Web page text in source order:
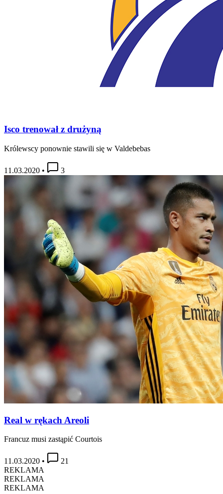
Isco trenował z drużyną
Królewscy ponownie stawili się w Valdebebas
11.03.2020 • 3
Real w rękach Areoli
Francuz musi zastąpić Courtois
11.03.2020 •
21
REKLAMA
REKLAMA
REKLAMA